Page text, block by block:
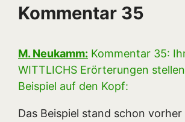
Kommentar 35
M. Neukamm: Kommentar 35:
WITTLICHS Erörterungen
Beispiel auf den Kopf:
Das Beispiel stand schon vorher